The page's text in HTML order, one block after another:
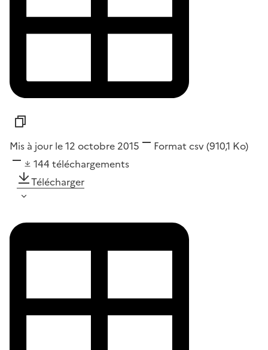
Mis à jour le 12 octobre 2015 Format csv(910,1 Ko)
144 téléchargements
Télécharger